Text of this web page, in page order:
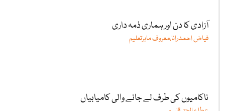
آزادی کا دن اور ہماری ذمہ داری
فیاض احمدرانا،معروف ماہرتعلیم
ناکامیوں کی طرف لے جانے والی کامیابیاں